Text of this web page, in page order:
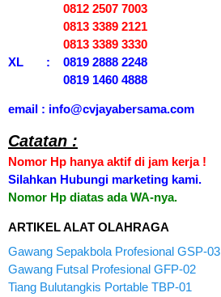
0812 2507 7003
0813 3389 2121
0813 3389 3330
XL : 0819 2888 2248
0819 1460 4888
email : info@cvjayabersama.com
Catatan :
Nomor Hp hanya aktif di jam kerja !
Silahkan Hubungi marketing kami.
Nomor Hp diatas ada WA-nya.
ARTIKEL ALAT OLAHRAGA
Gawang Sepakbola Profesional GSP-03
Gawang Futsal Profesional GFP-02
Tiang Bulutangkis Portable TBP-01